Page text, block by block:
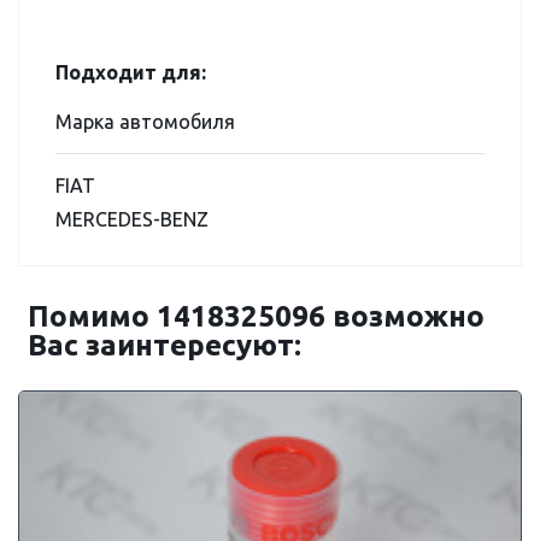
Подходит для:
Марка автомобиля
FIAT
MERCEDES-BENZ
Помимо 1418325096 возможно
Вас заинтересуют: